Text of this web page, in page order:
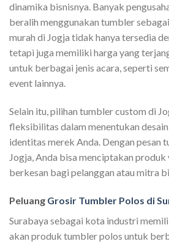
dinamika bisnisnya. Banyak
beralih menggunakan tumbler
murah di Jogja tidak hanya tersedia
tetapi juga memiliki harga yang
untuk berbagai jenis acara, seperti
event lainnya.
Selain itu, pilihan tumbler custom di
fleksibilitas dalam menentukan desain
identitas merek Anda. Dengan pesan
Jogja, Anda bisa menciptakan produk
berkesan bagi pelanggan atau mitra
Peluang Grosir Tumbler Polos di
Surabaya sebagai kota industri
akan produk tumbler polos untuk